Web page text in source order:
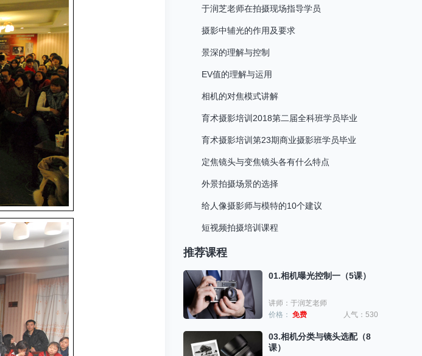
于润芝老师在拍摄现场指导学员
摄影中辅光的作用及要求
景深的理解与控制
EV值的理解与运用
相机的对焦模式讲解
育术摄影培训2018第二届全科班学员毕业
育术摄影培训第23期商业摄影班学员毕业
定焦镜头与变焦镜头各有什么特点
外景拍摄场景的选择
给人像摄影师与模特的10个建议
短视频拍摄培训课程
推荐课程
01.相机曝光控制一（5课）
讲师：于润芝老师
价格： 免费 人气：530
03.相机分类与镜头选配（8
课）